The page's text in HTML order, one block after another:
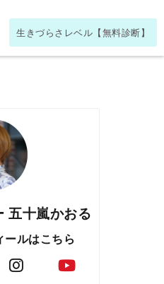
生きづらさレベル【無料診断】
五十嵐かおる
ールはこちら